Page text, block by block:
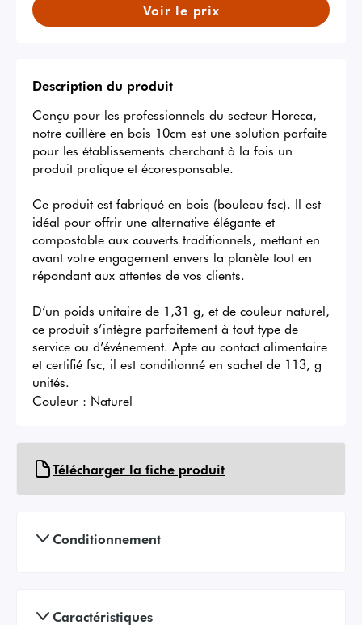
Voir le prix
Description du produit
Conçu pour les professionnels du secteur Horeca,
notre cuillère en bois 10cm est une solution parfaite
pour les établissements cherchant à la fois un
produit pratique et écoresponsable.
Ce produit est fabriqué en bois (bouleau fsc). Il est
idéal pour offrir une alternative élégante et
compostable aux couverts traditionnels, mettant en
avant votre engagement envers la planète tout en
répondant aux attentes de vos clients.
D’un poids unitaire de 1,31 g, et de couleur naturel,
ce produit s’intègre parfaitement à tout type de
service ou d’événement. Apte au contact alimentaire
et certifié fsc, il est conditionné en sachet de 113, g
unités.
Couleur : Naturel
Télécharger la fiche produit
Conditionnement
Caractéristiques